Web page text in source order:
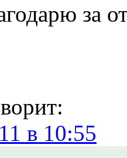
за
в 10:55